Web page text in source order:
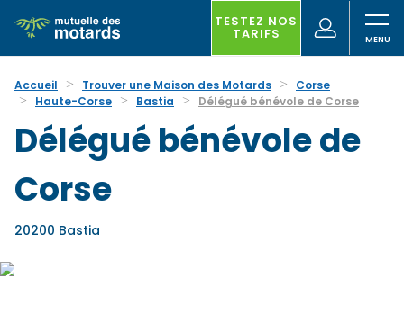
au
contenu
principal recherche
TESTEZ NOS
TARIFS
(nouvelle
fenêtre)
Accueil Trouver une Maison des Motards
Corse
Haute-Corse
Bastia Délégué bénévole de Corse
Délégué bénévole de
Corse
20200 Bastia